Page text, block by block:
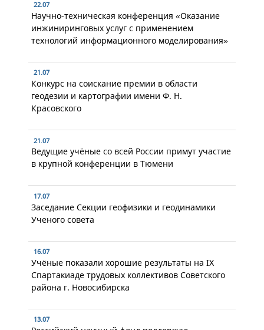
22.07
Научно-техническая конференция «Оказание
инжиниринговых услуг с применением
технологий информационного моделирования»
21.07
Конкурс на соискание премии в области
геодезии и картографии имени Ф. Н.
Красовского
21.07
Ведущие учёные со всей России примут участие
в крупной конференции в Тюмени
17.07
Заседание Секции геофизики и геодинамики
Ученого совета
16.07
Учёные показали хорошие результаты на IX
Спартакиаде трудовых коллективов Советского
района г. Новосибирска
13.07